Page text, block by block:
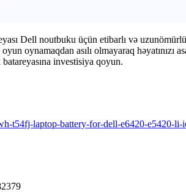
Dell noutbuku üçün etibarlı və
oynamaqdan asılı olmayaraq
investisiya qoyun.
t54fj-laptop-battery-for-dell-e6420-e5420-li-